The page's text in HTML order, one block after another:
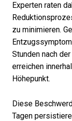
Experten raten
zu minimieren.
Stunden nach
erreichen
Höhepunkt.
Diese
Tagen